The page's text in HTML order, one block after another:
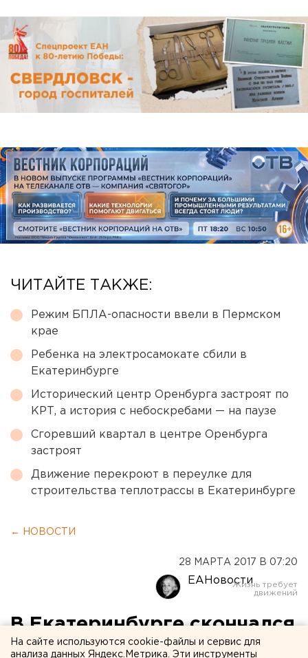
ЧИТАЙТЕ ТАКЖЕ:
Режим БПЛА-опасности ввели в Пермском
крае
Ребенка на электросамокате сбили в
Екатеринбурге
Исторический центр Оренбурга застроят по
КРТ, а история с небоскребами — на паузе
Сгоревший квартал в центре Оренбурга
застроят
Движение перекроют в переулке для
строительства теплотрассы в Екатеринбурге
← НОВОСТИ
28 МАРТА 2017 В 07:20
ЕАНовости
В Екатеринбурге скончался
актер Валерий Величко
На сайте используются cookie-файлы и сервис для
анализа данных Яндекс.Метрика. Эти инструменты